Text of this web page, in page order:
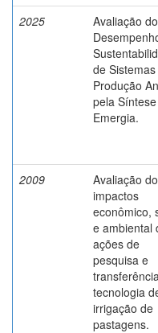
2025
Avaliação do
de
Produção
pela
Emergia.
2009
Avaliação
impactos
econômico,
e ambiental
ações de
pesquisa e
tecnologia
irrigação de
pastagens.